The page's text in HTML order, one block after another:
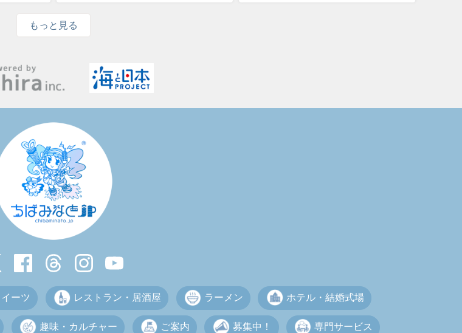
もっと見る
ーツ レストラン・居酒屋 ラーメン ホテル・結婚式場
趣味・カルチャー ご案内 募集中！ 専門サービス